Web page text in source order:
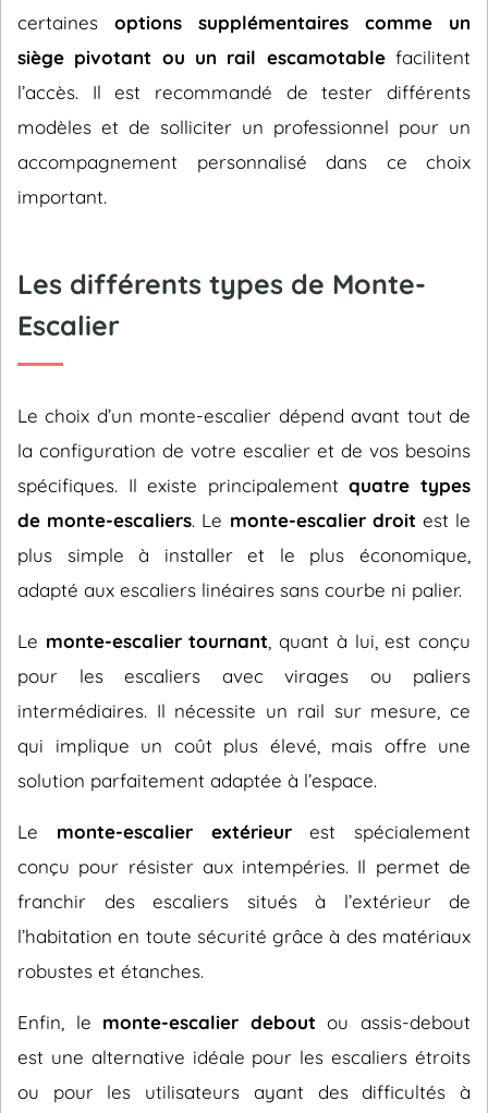
certaines options supplémentaires comme un
siège pivotant ou un rail escamotablefacilitent
l’accès. Il est recommandé de tester différents
modèles et de solliciter un professionnel pour un
accompagnement personnalisé dans ce choix
important.
Les différents types de Monte-
Escalier
Le choix d’un monte-escalier dépend avant tout de
la configuration de votre escalier et de vos besoins
spécifiques. Il existe principalementquatre types
de monte-escaliers. Le monte-escalier droit est le
plus simple à installer et le plus économique,
adapté aux escaliers linéaires sans courbe ni palier.
Le monte-escalier tournant , quant à lui, est conçu
pour les escaliers avec virages ou paliers
intermédiaires. Il nécessite un rail sur mesure, ce
qui implique un coût plus élevé, mais offre une
solution parfaitement adaptée à l’espace.
Le monte-escalier extérieurest spécialement
conçu pour résister aux intempéries. Il permet de
franchir des escaliers situés à l’extérieur de
l’habitation en toute sécurité grâce à des matériaux
robustes et étanches.
Enfin, le monte-escalier debout ou assis-debout
est une alternative idéale pour les escaliers étroits
ou pour les utilisateurs ayant des difficultés à